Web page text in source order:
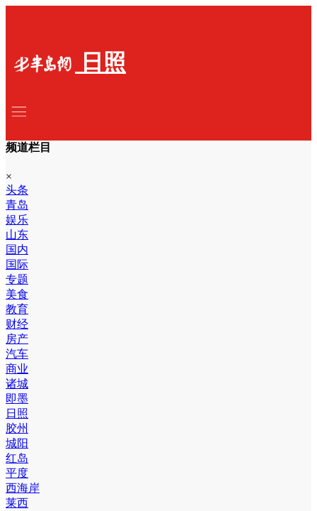
日照
频道栏目
×
头条
青岛
娱乐
山东
国内
国际
专题
美食
教育
财经
房产
汽车
商业
诸城
即墨
日照
胶州
城阳
红岛
平度
西海岸
莱西